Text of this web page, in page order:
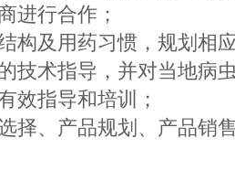
进行合作；
构及用药习惯，规划相
技术指导，并对当地病
效指导和培训；
择、产品规划、产品销